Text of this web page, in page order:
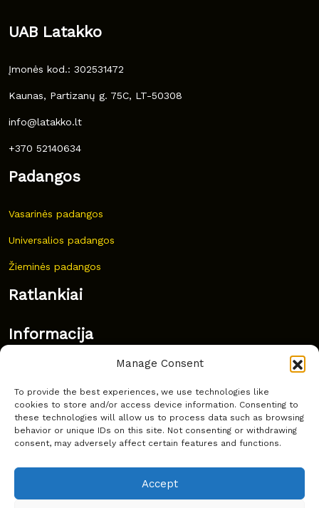
Manage Consent
To provide the best experiences, we use technologies like
cookies to store and/or access device information. Consenting to
these technologies will allow us to process data such as browsing
behavior or unique IDs on this site. Not consenting or withdrawing
consent, may adversely affect certain features and functions.
Accept
UAB Latakko
Įmonės kod.: 302531472
Kaunas, Partizanų g. 75C, LT-50308
info@latakko.lt
+370 52140634
Padangos
Vasarinės padangos
Universalios padangos
Žieminės padangos
Ratlankiai
Informacija
Dažnai užduodami klausimai
Kur nusipirkti?
Privatumas